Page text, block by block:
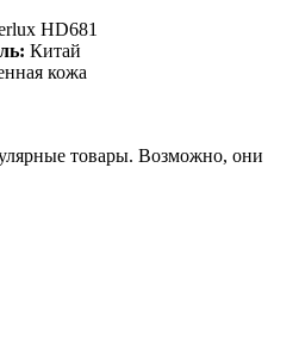
HD681
Китай
кожа
товары. Возможно, они